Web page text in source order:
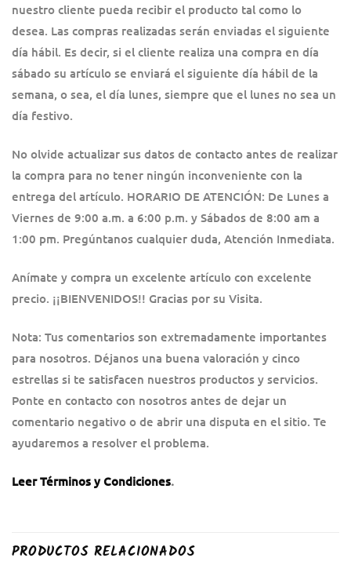
nuestro cliente pueda recibir el producto tal como lo
desea. Las compras realizadas serán enviadas el siguiente
día hábil. Es decir, si el cliente realiza una compra en día
sábado su artículo se enviará el siguiente día hábil de la
semana, o sea, el día lunes, siempre que el lunes no sea un
día festivo.
No olvide actualizar sus datos de contacto antes de realizar
la compra para no tener ningún inconveniente con la
entrega del artículo. HORARIO DE ATENCIÓN: De Lunes a
Viernes de 9:00 a.m. a 6:00 p.m. y Sábados de 8:00 am a
1:00 pm. Pregúntanos cualquier duda, Atención Inmediata.
Anímate y compra un excelente artículo con excelente
precio. ¡¡BIENVENIDOS!! Gracias por su Visita.
Nota: Tus comentarios son extremadamente importantes
para nosotros. Déjanos una buena valoración y cinco
estrellas si te satisfacen nuestros productos y servicios.
Ponte en contacto con nosotros antes de dejar un
comentario negativo o de abrir una disputa en el sitio. Te
ayudaremos a resolver el problema.
Leer Términos y Condiciones.
PRODUCTOS RELACIONADOS